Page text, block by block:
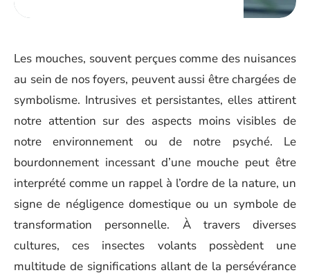
Les mouches, souvent perçues comme des nuisances
au sein de nos foyers, peuvent aussi être chargées de
symbolisme. Intrusives et persistantes, elles attirent
notre attention sur des aspects moins visibles de
notre environnement ou de notre psyché. Le
bourdonnement incessant d’une mouche peut être
interprété comme un rappel à l’ordre de la nature, un
signe de négligence domestique ou un symbole de
transformation personnelle. À travers diverses
cultures, ces insectes volants possèdent une
multitude de significations allant de la persévérance